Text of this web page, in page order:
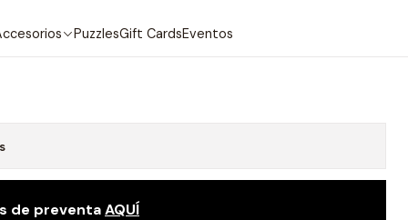
PuzzlesGift CardsEventos
de preventaAQUÍ